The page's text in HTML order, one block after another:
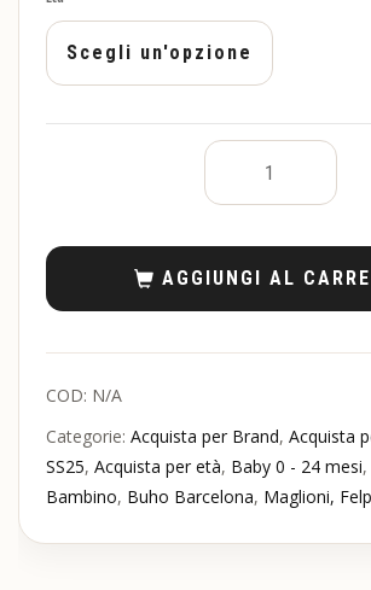
AGGIUNGI AL
COD: N/A
Categorie: Acquista per Brand, Acquista
SS25, Acquista per età, Baby 0 - 24 mesi,
Bambino, Buho Barcelona, Maglioni,